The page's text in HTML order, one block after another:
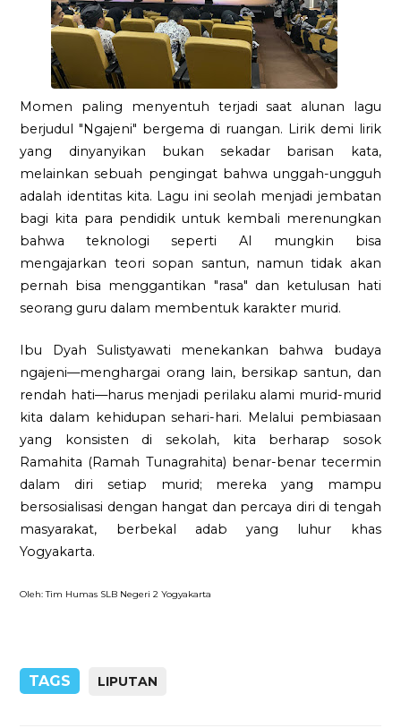
Momen paling menyentuh terjadi saat alunan lagu
berjudul "Ngajeni" bergema di ruangan. Lirik demi lirik
yang dinyanyikan bukan sekadar barisan kata,
melainkan sebuah pengingat bahwa unggah-ungguh
adalah identitas kita. Lagu ini seolah menjadi jembatan
bagi kita para pendidik untuk kembali merenungkan
bahwa teknologi seperti AI mungkin bisa
mengajarkan teori sopan santun, namun tidak akan
pernah bisa menggantikan "rasa" dan ketulusan hati
seorang guru dalam membentuk karakter murid.
Ibu Dyah Sulistyawati menekankan bahwa budaya
ngajeni—menghargai orang lain, bersikap santun, dan
rendah hati—harus menjadi perilaku alami murid-murid
kita dalam kehidupan sehari-hari. Melalui pembiasaan
yang konsisten di sekolah, kita berharap sosok
Ramahita (Ramah Tunagrahita) benar-benar tecermin
dalam diri setiap murid; mereka yang mampu
bersosialisasi dengan hangat dan percaya diri di tengah
masyarakat, berbekal adab yang luhur khas
Yogyakarta.
Oleh: Tim Humas SLB Negeri 2 Yogyakarta
TAGS LIPUTAN